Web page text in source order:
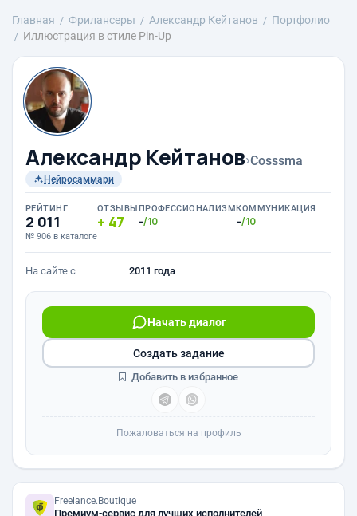
Главная Фрилансеры Александр Кейтанов
Портфолио
Иллюстрация в стиле Pin-Up
Александр Кейтанов›Cosssma
Нейросаммари
РЕЙТИНГ
2 011
№ 906 в каталоге
ОТЗЫВЫ
47
ПРОФЕССИОНАЛИЗМ
-/10
КОММУНИКАЦИЯ
-/10
На сайте с 2011 года
Начать диалог
Создать задание
Добавить в избранное
Пожаловаться на профиль
Freelance.Boutique
Премиум-сервис для лучших исполнителей